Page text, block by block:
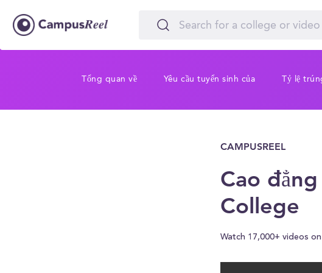
Tổng quan về Yêu cầu tuyển sinh của Tỷ lệ
CAMPUSREEL
Cao
College
Watch 17,000+ videos on